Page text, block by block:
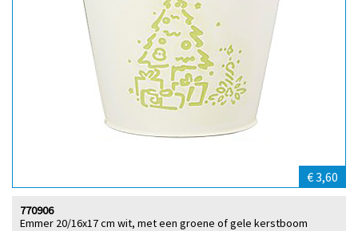
€ 3,60
Emmer 20/16x17 cm wit, met een groene of gele kerstboom
770906